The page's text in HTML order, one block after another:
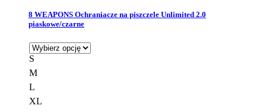
wariantów.
Opcje
wybrać
na
8 WEAPONS Ochraniacze na piszczele Unlimited 2.0
piaskowe/czarne
S
M
L
XL